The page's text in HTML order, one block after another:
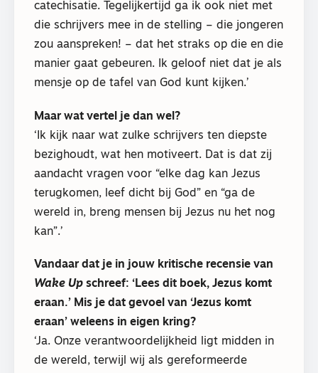
catechisatie. Tegelijkertijd ga ik ook niet met
die schrijvers mee in de stelling – die jongeren
zou aanspreken! – dat het straks op die en die
manier gaat gebeuren. Ik geloof niet dat je als
mensje op de tafel van God kunt kijken.’
Maar wat vertel je dan wel?
‘Ik kijk naar wat zulke schrijvers ten diepste
bezighoudt, wat hen motiveert. Dat is dat zij
aandacht vragen voor “elke dag kan Jezus
terugkomen, leef dicht bij God” en “ga de
wereld in, breng mensen bij Jezus nu het nog
kan”.’
Vandaar dat je in jouw kritische recensie van
Wake Up schreef: ‘Lees dit boek, Jezus komt
eraan.’ Mis je dat gevoel van ‘Jezus komt
eraan’ weleens in eigen kring?
‘Ja. Onze verantwoordelijkheid ligt midden in
de wereld, terwijl wij als gereformeerde